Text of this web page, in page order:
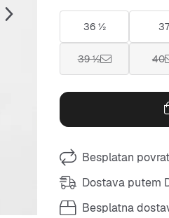
36 ½ 37
39 ½ 40
Besplatan povrat
Dostava putem
Besplatna